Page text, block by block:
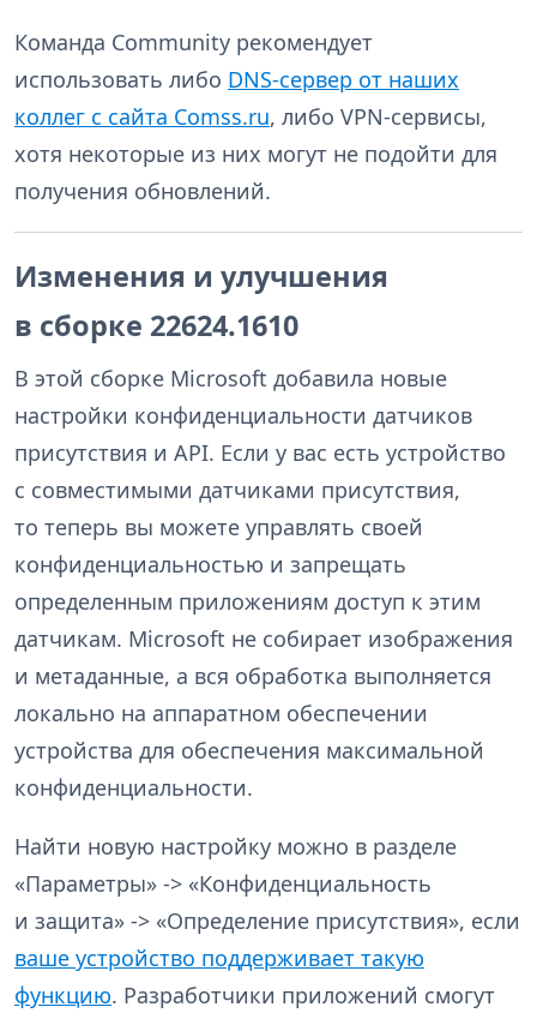
Команда Community рекомендует
использовать либо DNS-сервер от наших
коллег с сайта Comss.ru, либо VPN-сервисы,
хотя некоторые из них могут не подойти для
получения обновлений.
Изменения и улучшения
в сборке 22624.1610
В этой сборке Microsoft добавила новые
настройки конфиденциальности датчиков
присутствия и API. Если у вас есть устройство
с совместимыми датчиками присутствия,
то теперь вы можете управлять своей
конфиденциальностью и запрещать
определенным приложениям доступ к этим
датчикам. Microsoft не собирает изображения
и метаданные, а вся обработка выполняется
локально на аппаратном обеспечении
устройства для обеспечения максимальной
конфиденциальности.
Найти новую настройку можно в разделе
«Параметры» -> «Конфиденциальность
и защита» -> «Определение присутствия», если
ваше устройство поддерживает такую
функцию. Разработчики приложений смогут